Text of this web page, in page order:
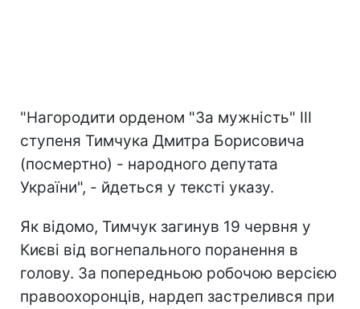
"Нагородити орденом "За мужність" ІІІ
ступеня Тимчука Дмитра Борисовича
(посмертно) - народного депутата
України", - йдеться у тексті указу.
Як відомо, Тимчук загинув 19 червня у
Києві від вогнепального поранення в
голову. За попередньою робочою версією
правоохоронців, нардеп застрелився при